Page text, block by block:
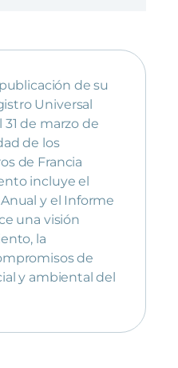
de su
Universal
de marzo de
de los
de Francia
incluye el
y el Informe
una visión
la
de
y ambiental del